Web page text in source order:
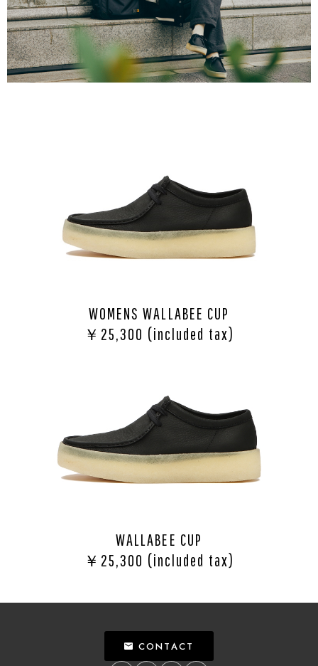
WOMENS WALLABEE CUP
￥25,300 (included tax)
WALLABEE CUP
￥25,300 (included tax)
CONTACT